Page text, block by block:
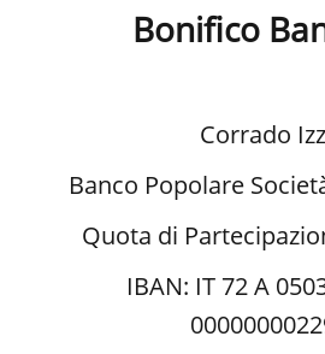
Bonifico
Corrado
Banco Popolare
Quota di
IBAN: IT 72 A